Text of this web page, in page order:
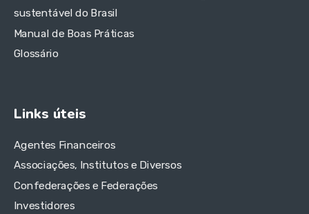
sustentável do Brasil
Manual de Boas Práticas
Glossário
Links úteis
Agentes Financeiros
Associações, Institutos e Diversos
Confederações e Federações
Investidores